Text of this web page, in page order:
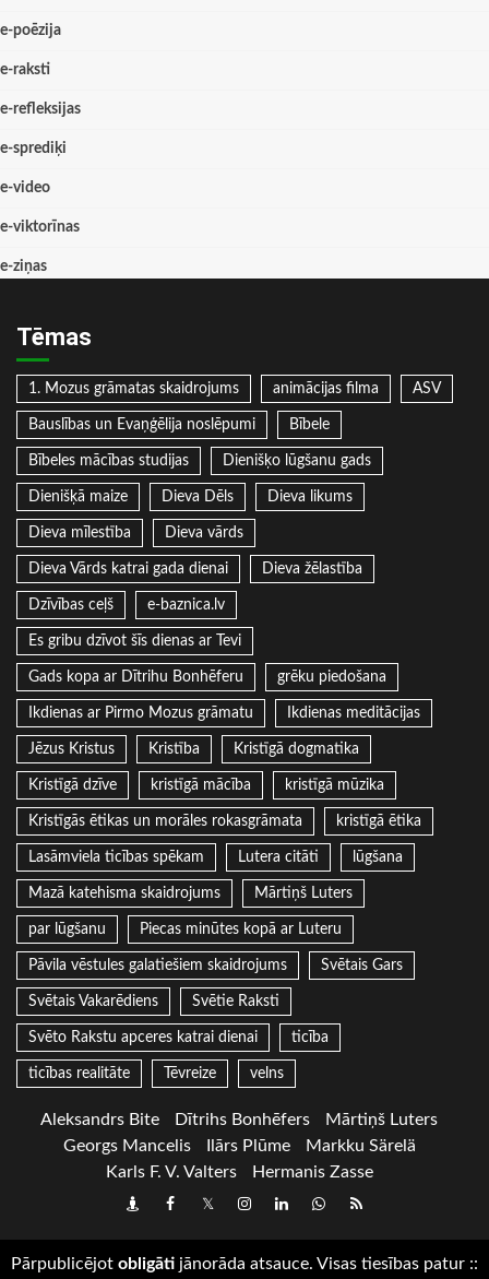
e-poēzija
e-raksti
e-refleksijas
e-sprediķi
e-video
e-viktorīnas
e-ziņas
Tēmas
1. Mozus grāmatas skaidrojums animācijas filma ASV
Bauslības un Evaņģēlija noslēpumi Bībele
Bībeles mācības studijas Dienišķo lūgšanu gads
Dienišķā maize Dieva Dēls Dieva likums
Dieva mīlestība Dieva vārds
Dieva Vārds katrai gada dienai Dieva žēlastība
Dzīvības ceļš e-baznica.lv
Es gribu dzīvot šīs dienas ar Tevi
Gads kopa ar Dītrihu Bonhēferu grēku piedošana
Ikdienas ar Pirmo Mozus grāmatu Ikdienas meditācijas
Jēzus Kristus Kristība Kristīgā dogmatika
Kristīgā dzīve kristīgā mācība kristīgā mūzika
Kristīgās ētikas un morāles rokasgrāmata kristīgā ētika
Lasāmviela ticības spēkam Lutera citāti lūgšana
Mazā katehisma skaidrojums Mārtiņš Luters
par lūgšanu Piecas minūtes kopā ar Luteru
Pāvila vēstules galatiešiem skaidrojums Svētais Gars
Svētais Vakarēdiens Svētie Raksti
Svēto Rakstu apceres katrai dienai ticība
ticības realitāte Tēvreize velns
Aleksandrs Bite Dītrihs Bonhēfers
Mārtiņš Luters
Georgs Mancelis
Ilārs Plūme
Markku Särelä
Karls F. V. Valters
Hermanis Zasse
DraugiemFacebook
TwitterInstagram
LinkedInwhatsapp
RSS
Pārpublicējot obligāti jānorāda atsauce. Visas tiesības patur ::